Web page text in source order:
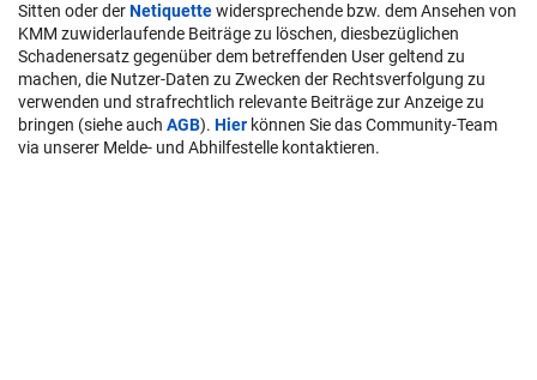
Sitten oder derNetiquettewidersprechende bzw. dem Ansehen von
KMM zuwiderlaufende Beiträge zu löschen, diesbezüglichen
Schadenersatz gegenüber dem betreffenden User geltend zu
machen, die Nutzer-Daten zu Zwecken der Rechtsverfolgung zu
verwenden und strafrechtlich relevante Beiträge zur Anzeige zu
bringen (siehe auch AGB). Hier können Sie das Community-Team
via unserer Melde- und Abhilfestelle kontaktieren.